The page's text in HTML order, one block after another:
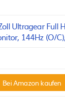
Ultragear Full
144Hz (O/
Bei Amazon kaufen